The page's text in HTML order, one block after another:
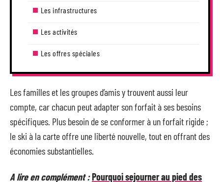
Les infrastructures
Les activités
Les offres spéciales
Les familles et les groupes d’amis y trouvent aussi leur
compte, car chacun peut adapter son forfait à ses besoins
spécifiques. Plus besoin de se conformer à un forfait rigide ;
le ski à la carte offre une liberté nouvelle, tout en offrant des
économies substantielles.
A lire en complément :Pourquoi sejourner au pied des